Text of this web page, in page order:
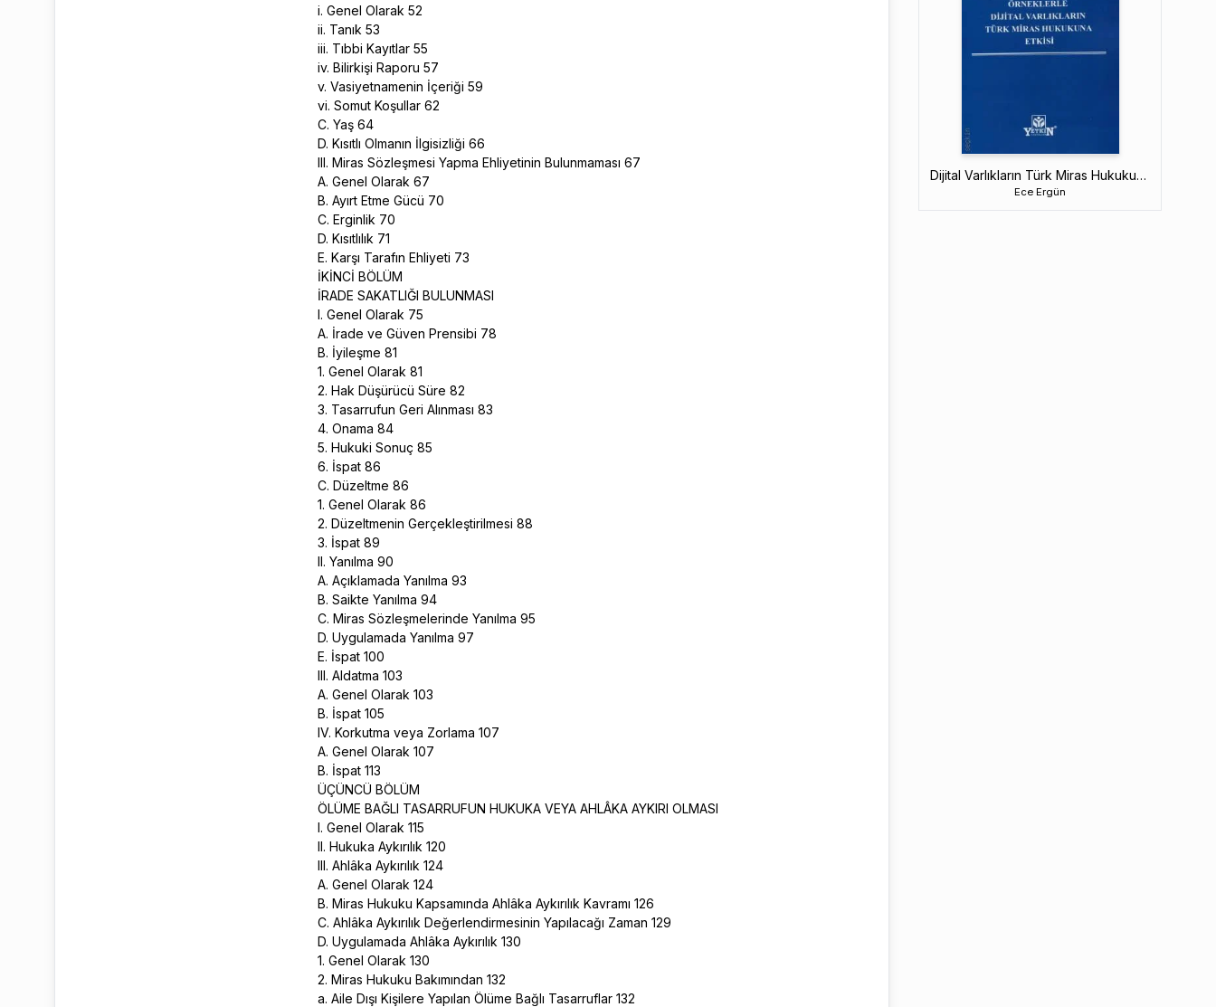
i. Genel Olarak 52
ii. Tanık 53
iii. Tıbbi Kayıtlar 55
iv. Bilirkişi Raporu 57
v. Vasiyetnamenin İçeriği 59
vi. Somut Koşullar 62
C. Yaş 64
D. Kısıtlı Olmanın İlgisizliği 66
III. Miras Sözleşmesi Yapma Ehliyetinin Bulunmaması 67
A. Genel Olarak 67
B. Ayırt Etme Gücü 70
C. Erginlik 70
D. Kısıtlılık 71
E. Karşı Tarafın Ehliyeti 73
İKİNCİ BÖLÜM
İRADE SAKATLIĞI BULUNMASI
I. Genel Olarak 75
A. İrade ve Güven Prensibi 78
B. İyileşme 81
1. Genel Olarak 81
2. Hak Düşürücü Süre 82
3. Tasarrufun Geri Alınması 83
4. Onama 84
5. Hukuki Sonuç 85
6. İspat 86
C. Düzeltme 86
1. Genel Olarak 86
2. Düzeltmenin Gerçekleştirilmesi 88
3. İspat 89
II. Yanılma 90
A. Açıklamada Yanılma 93
B. Saikte Yanılma 94
C. Miras Sözleşmelerinde Yanılma 95
D. Uygulamada Yanılma 97
E. İspat 100
III. Aldatma 103
A. Genel Olarak 103
B. İspat 105
IV. Korkutma veya Zorlama 107
A. Genel Olarak 107
B. İspat 113
ÜÇÜNCÜ BÖLÜM
ÖLÜME BAĞLI TASARRUFUN HUKUKA VEYA AHLÂKA AYKIRI OLMASI
I. Genel Olarak 115
II. Hukuka Aykırılık 120
III. Ahlâka Aykırılık 124
A. Genel Olarak 124
B. Miras Hukuku Kapsamında Ahlâka Aykırılık Kavramı 126
C. Ahlâka Aykırılık Değerlendirmesinin Yapılacağı Zaman 129
D. Uygulamada Ahlâka Aykırılık 130
1. Genel Olarak 130
2. Miras Hukuku Bakımından 132
a. Aile Dışı Kişilere Yapılan Ölüme Bağlı Tasarruflar 132
Dijital Varlıkların Türk Miras Hukukuna Etkisi
Ece Ergün